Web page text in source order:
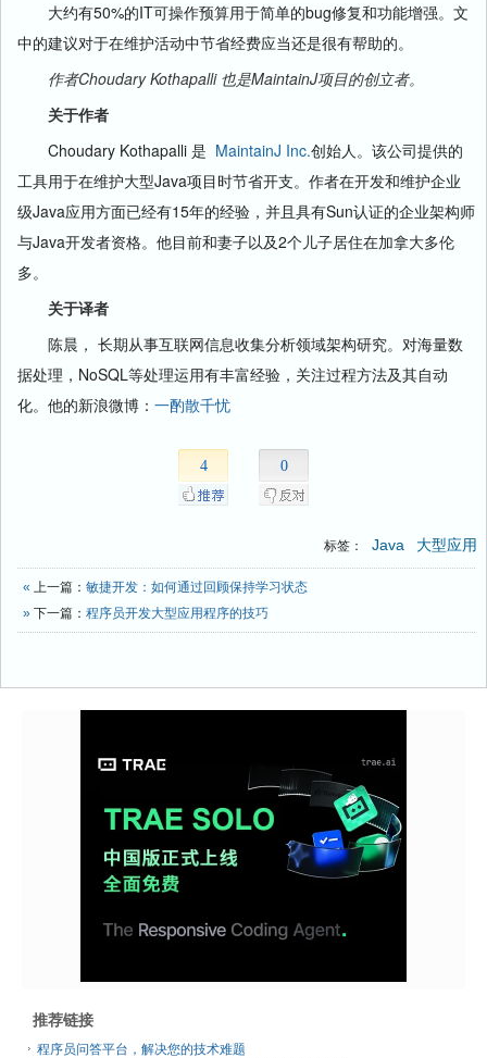
大约有50%的IT可操作预算用于简单的bug修复和功能增强。文
中的建议对于在维护活动中节省经费应当还是很有帮助的。
作者Choudary Kothapalli 也是MaintainJ项目的创立者。
关于作者
Choudary Kothapalli 是 MaintainJ Inc.创始人。该公司提供的
工具用于在维护大型Java项目时节省开支。作者在开发和维护企业
级Java应用方面已经有15年的经验，并且具有Sun认证的企业架构师
与Java开发者资格。他目前和妻子以及2个儿子居住在加拿大多伦
多。
关于译者
陈晨， 长期从事互联网信息收集分析领域架构研究。对海量数
据处理，NoSQL等处理运用有丰富经验，关注过程方法及其自动
化。他的新浪微博： 一酌散千忧
4 0
标签： Java 大型应用
« 上一篇： 敏捷开发：如何通过回顾保持学习状态
» 下一篇： 程序员开发大型应用程序的技巧
推荐链接
程序员问答平台，解决您的技术难题